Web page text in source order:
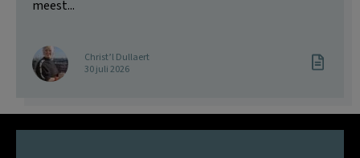
meest...
Christ’l Dullaert
30 juli 2026